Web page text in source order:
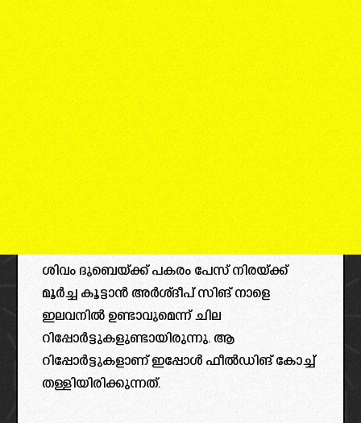
ശിവം ദുബെയ്ക്ക് പകരം പേസ് നിരയ്ക്ക്
മൂർച്ച കൂട്ടാൻ അർശ്ദീപ് സിങ് നാളെ
ഇലവനിൽ ഉണ്ടാവുമെന്ന് ചില
റിപ്പോർട്ടുകളുണ്ടായിരുന്നു. ആ
റിപ്പോർട്ടുകളാണ് ഇപ്പോൾ ഫീൽഡിങ് കോച്ച്
തള്ളിയിരിക്കുന്നത്.